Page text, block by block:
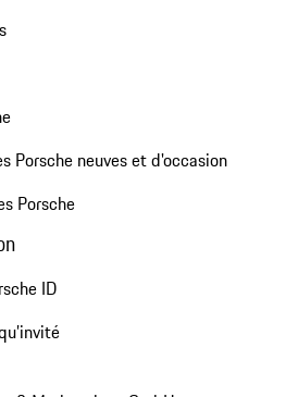
Porsche neuves et d'occasion
Porsche
ID